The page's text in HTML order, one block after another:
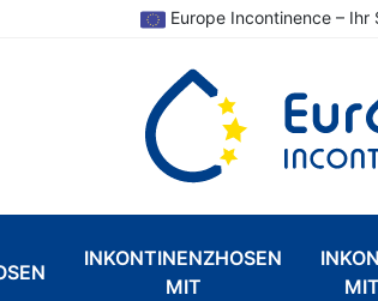
Europe Incontinence –
INKONTINENZHOSEN
MIT